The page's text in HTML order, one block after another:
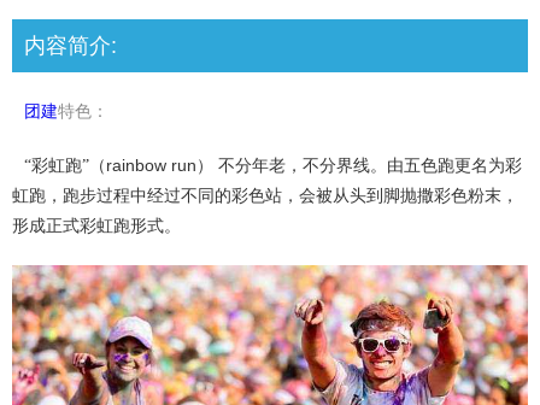
内容简介:
团建特色：
“彩虹跑”（ rainbow run ） 不分年老，不分界线。由五色跑更名为彩
虹跑，跑步过程中经过不同的彩色站，会被从头到脚抛撒彩色粉末，
形成正式彩虹跑形式。